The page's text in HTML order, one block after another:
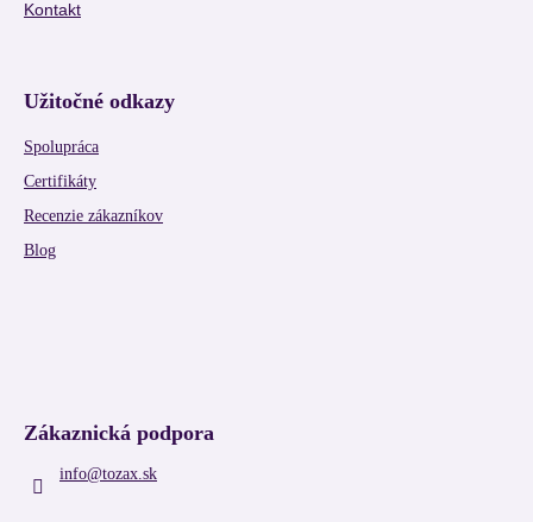
Kontakt
Užitočné odkazy
Spolupráca
Certifikáty
Recenzie zákazníkov
Blog
Zákaznická podpora
info@tozax.sk